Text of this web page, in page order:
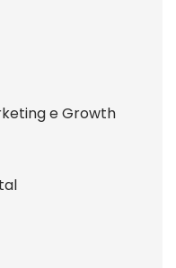
e Growth